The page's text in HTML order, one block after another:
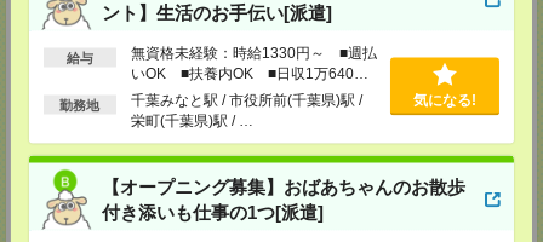
ント】生活のお手伝い[派遣]
給与
無資格未経験：時給1330円～ ■週払
いOK ■扶養内OK ■日収1万640円
以上
勤務地
千葉みなと駅 / 市役所前(千葉県)駅 /
栄町(千葉県)駅 / …
気になる!
【オープニング募集】おばあちゃんのお散歩
付き添いも仕事の1つ[派遣]
〒190-0012
東京都立川市曙町2-34-7 ファーレイーストビル 8F
TEL：0120-659-460
MAIL：CS_TACHIKAWA@manpowergroup.jp
〒220-8136
神奈川県横浜市西区みなとみらい 2-2-1 横浜ランドマークタワー36F
TEL：0120-659-459
MAIL：CS_YOKOHAMA@manpowergroup.jp
担当：採用担当